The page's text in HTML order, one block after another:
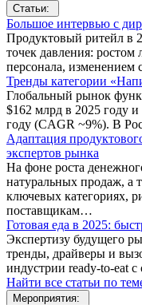
Статьи:
Большое интервью с
Продуктовый ритейл в
точек давления: ростом
персонала, изменением
Тренды категории
Глобальный рынок
$162 млрд в 2025 году
году (CAGR ~9%). В
Адаптация
экспертов рынка
На фоне роста
натуральных продаж, а
ключевых категориях,
поставщикам…
Готовая еда в 2025:
Экспертизу будущего
тренды, драйверы и
индустрии ready-to-eat
Найти все статьи по
Мероприятия: